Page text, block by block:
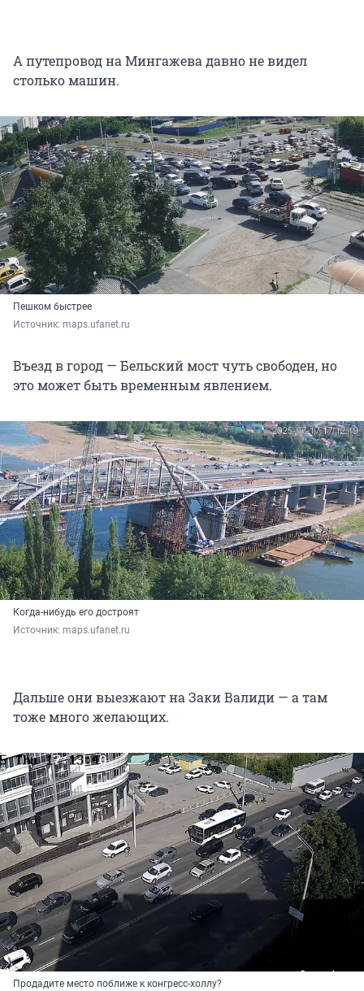
А путепровод на Мингажева давно не видел
столько машин.
Пешком быстрее
Источник: maps.ufanet.ru
Въезд в город — Бельский мост чуть свободен, но
это может быть временным явлением.
Когда-нибудь его достроят
Источник: maps.ufanet.ru
Дальше они выезжают на Заки Валиди — а там
тоже много желающих.
Продадите место поближе к конгресс-холлу?